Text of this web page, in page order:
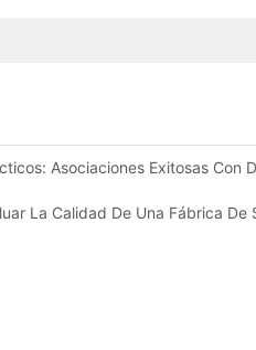
De Su Negocio
Asociaciones Exitosas Con
La Calidad De Una Fábrica De